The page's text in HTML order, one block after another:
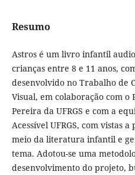
Resumo
Astros é um livro infantil
crianças entre 8 e 11 anos,
desenvolvido no Trabalho de
Visual, em colaboração com o
Pereira da UFRGS e com a
Acessível UFRGS, com vistas
meio da literatura infantil e
tema. Adotou-se uma
desenvolvimento do projeto,